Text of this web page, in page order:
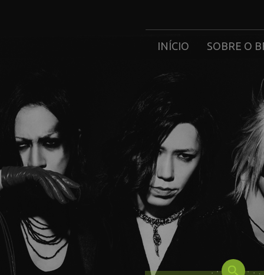
INÍCIO SOBRE O